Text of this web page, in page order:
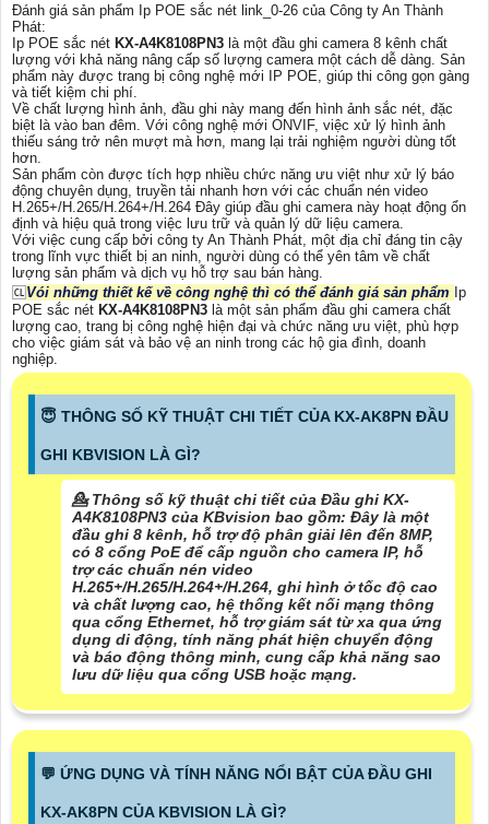
Đánh giá sản phẩm Ip POE sắc nét link_0-26 của Công ty An Thành
Phát:
Ip POE sắc nét KX-A4K8108PN3 là một đầu ghi camera 8 kênh chất
lượng với khả năng nâng cấp số lượng camera một cách dễ dàng. Sản
phẩm này được trang bị công nghệ mới IP POE, giúp thi công gọn gàng
và tiết kiệm chi phí.
Về chất lượng hình ảnh, đầu ghi này mang đến hình ảnh sắc nét, đặc
biệt là vào ban đêm. Với công nghệ mới ONVIF, việc xử lý hình ảnh
thiếu sáng trở nên mượt mà hơn, mang lại trải nghiệm người dùng tốt
hơn.
Sản phẩm còn được tích hợp nhiều chức năng ưu việt như xử lý báo
động chuyên dụng, truyền tải nhanh hơn với các chuẩn nén video
H.265+/H.265/H.264+/H.264 Đây giúp đầu ghi camera này hoạt động ổn
định và hiệu quả trong việc lưu trữ và quản lý dữ liệu camera.
Với việc cung cấp bởi công ty An Thành Phát, một địa chỉ đáng tin cậy
trong lĩnh vực thiết bị an ninh, người dùng có thể yên tâm về chất
lượng sản phẩm và dịch vụ hỗ trợ sau bán hàng.
🆑Vói những thiết kế về công nghệ thì có thể đánh giá sản phẩm Ip
POE sắc nét KX-A4K8108PN3 là một sản phẩm đầu ghi camera chất
lượng cao, trang bị công nghệ hiện đại và chức năng ưu việt, phù hợp
cho việc giám sát và bảo vệ an ninh trong các hộ gia đình, doanh
nghiệp.
😇 THÔNG SỐ KỸ THUẬT CHI TIẾT CỦA KX-AK8PN ĐẦU
GHI KBVISION LÀ GÌ?
💁 Thông số kỹ thuật chi tiết của Đầu ghi KX-
A4K8108PN3 của KBvision bao gồm: Đây là một
đầu ghi 8 kênh, hỗ trợ độ phân giải lên đến 8MP,
có 8 cổng PoE để cấp nguồn cho camera IP, hỗ
trợ các chuẩn nén video
H.265+/H.265/H.264+/H.264, ghi hình ở tốc độ cao
và chất lượng cao, hệ thống kết nối mạng thông
qua cổng Ethernet, hỗ trợ giám sát từ xa qua ứng
dụng di động, tính năng phát hiện chuyển động
và báo động thông minh, cung cấp khả năng sao
lưu dữ liệu qua cổng USB hoặc mạng.
️💬 ỨNG DỤNG VÀ TÍNH NĂNG NỔI BẬT CỦA ĐẦU GHI
KX-AK8PN CỦA KBVISION LÀ GÌ?